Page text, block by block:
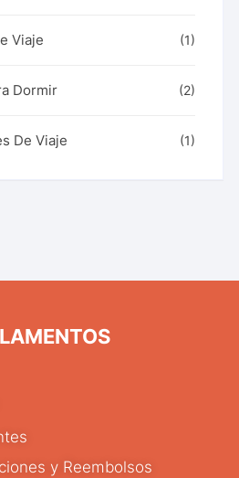
Viaje (1)
Dormir (2)
De Viaje (1)
y Reembolsos